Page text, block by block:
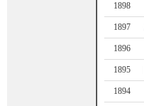
1898
1897
1896
1895
1894